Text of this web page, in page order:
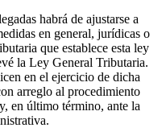
habrá de ajustarse a
en general, jurídicas o
que establece esta ley
la Ley General Tributaria.
en el ejercicio de dicha
arreglo al procedimiento
en último término, ante la